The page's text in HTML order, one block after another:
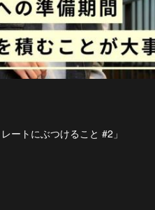
ートにぶつけること #2」